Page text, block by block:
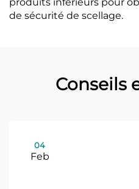
de sécurité de scellage.
Conseils
04
Feb